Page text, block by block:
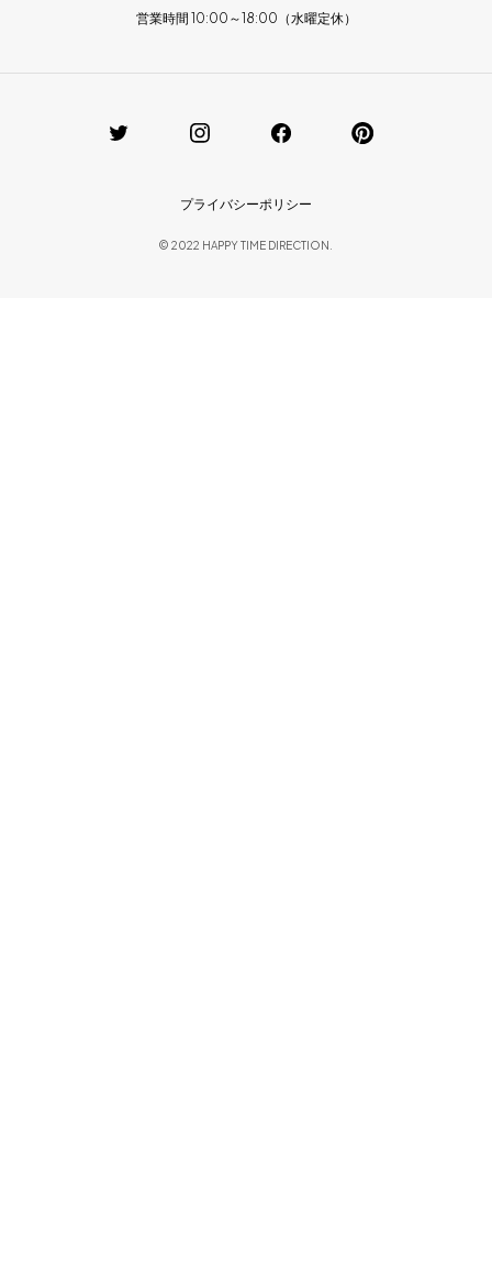
営業時間 10:00～18:00（水曜定休）
プライバシーポリシー
© 2022 HAPPY TIME DIRECTION.